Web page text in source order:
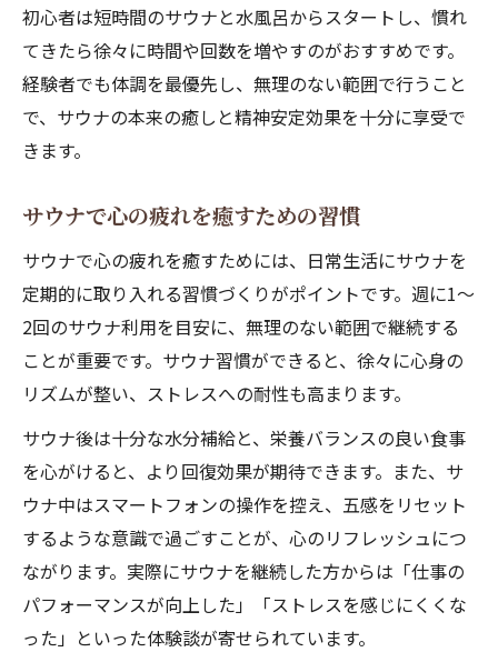
初心者は短時間のサウナと水風呂からスタートし、慣れ
てきたら徐々に時間や回数を増やすのがおすすめです。
経験者でも体調を最優先し、無理のない範囲で行うこと
で、サウナの本来の癒しと精神安定効果を十分に享受で
きます。
サウナで心の疲れを癒すための習慣
サウナで心の疲れを癒すためには、日常生活にサウナを
定期的に取り入れる習慣づくりがポイントです。週に1〜
2回のサウナ利用を目安に、無理のない範囲で継続する
ことが重要です。サウナ習慣ができると、徐々に心身の
リズムが整い、ストレスへの耐性も高まります。
サウナ後は十分な水分補給と、栄養バランスの良い食事
を心がけると、より回復効果が期待できます。また、サ
ウナ中はスマートフォンの操作を控え、五感をリセット
するような意識で過ごすことが、心のリフレッシュにつ
ながります。実際にサウナを継続した方からは「仕事の
パフォーマンスが向上した」「ストレスを感じにくくな
った」といった体験談が寄せられています。